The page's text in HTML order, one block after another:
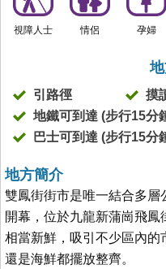
視障人士 情侶 孕婦
引路徑 摸
地鐵可到達 (步行15分
巴士可到達 (步行15分
地方簡介
雙鳳街街市是唯一結合多
開幕，位於九龍新蒲崗飛
相當新鮮，吸引不少區內
還是海鮮都擺放整齊。